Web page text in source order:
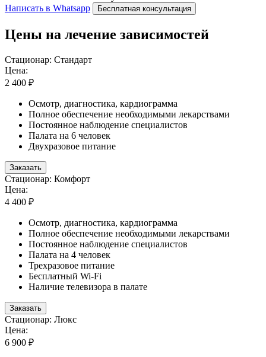
Написать в Whatsapp
Бесплатная консультация
Цены на лечение зависимостей
Стационар: Стандарт
Цена:
2 400 ₽
Осмотр, диагностика, кардиограмма
Полное обеспечение необходимыми лекарствами
Постоянное наблюдение специалистов
Палата на 6 человек
Двухразовое питание
Заказать
Стационар: Комфорт
Цена:
4 400 ₽
Осмотр, диагностика, кардиограмма
Полное обеспечение необходимыми лекарствами
Постоянное наблюдение специалистов
Палата на 4 человек
Трехразовое питание
Бесплатный Wi-Fi
Наличие телевизора в палате
Заказать
Стационар: Люкс
Цена:
6 900 ₽